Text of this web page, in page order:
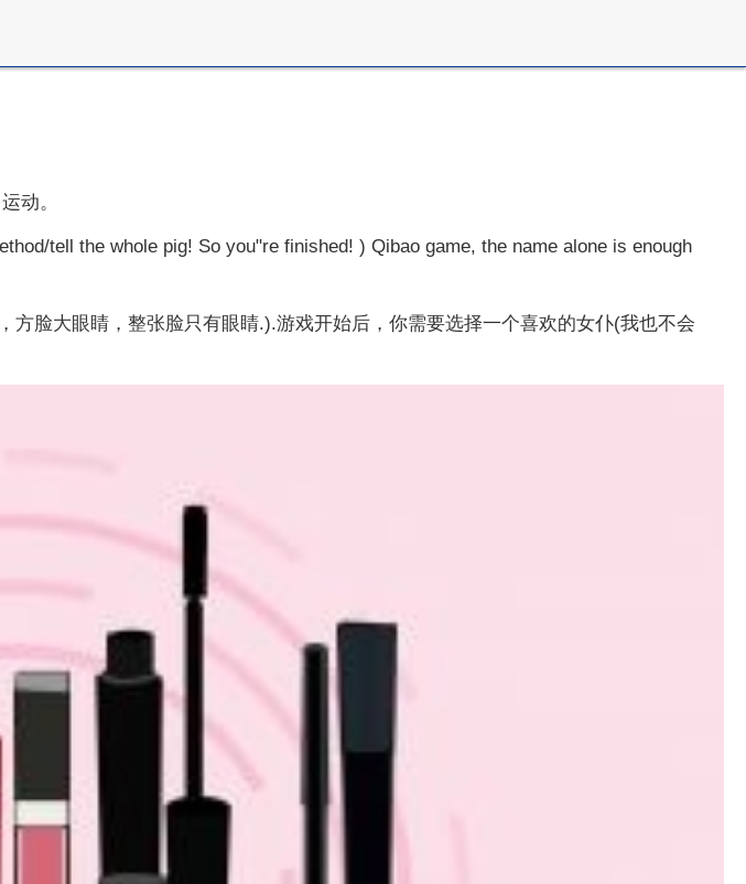
动。
tell the whole pig! So you"re finished! ) Qibao game, the name alone is enough
脸大眼睛，整张脸只有眼睛.).游戏开始后，你需要选择一个喜欢的女仆(我也不会